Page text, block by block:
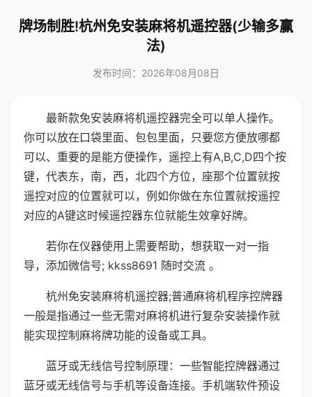
牌场制胜!杭州免安装麻将机遥控器(少输多赢
法)
发布时间：2026年08月08日
最新款免安装麻将机遥控器完全可以单人操作。
你可以放在口袋里面、包包里面，只要您方便放哪都
可以、重要的是能方便操作，遥控上有A,B,C,D四个按
键，代表东，南，西，北四个方位，座那个位置就按
遥控对应的位置就可以，例如你做在东位置就按遥控
对应的A键这时候遥控器东位就能生效拿好牌。
若你在仪器使用上需要帮助，想获取一对一指
导，添加微信号; kkss8691 随时交流 。
杭州免安装麻将机遥控器;普通麻将机程序控牌器
一般是指通过一些无需对麻将机进行复杂安装操作就
能实现控制麻将牌功能的设备或工具。
蓝牙或无线信号控制原理：一些智能控牌器通过
蓝牙或无线信号与手机等设备连接。手机端软件预设